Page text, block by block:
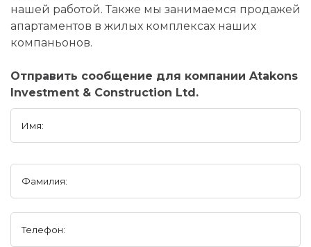
нашей работой. Также мы занимаемся продажей
апартаментов в жилых комплексах наших
компаньонов.
Отправить сообщение для компании Atakons
Investment & Construction Ltd.
Имя:
Фамилия:
Телефон: